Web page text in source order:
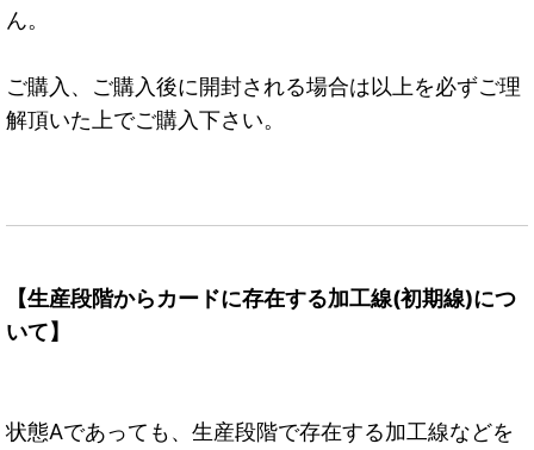
ん。
ご購入、ご購入後に開封される場合は以上を必ずご理
解頂いた上でご購入下さい。
【生産段階からカードに存在する加工線(初期線)につ
いて】
状態Aであっても、生産段階で存在する加工線などを